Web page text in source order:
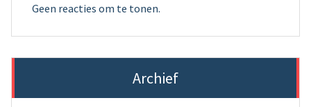
Geen reacties om te tonen.
Archief